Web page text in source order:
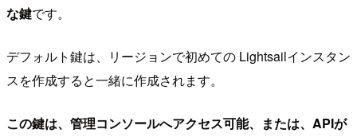
な鍵です。
デフォルト鍵は、リージョンで初めての Lightsailインスタン
スを作成すると一緒に作成されます。
この鍵は、管理コンソールへアクセス可能、または、APIが